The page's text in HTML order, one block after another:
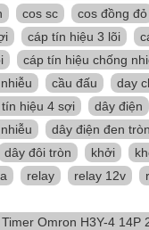
cos sc
cos đồng đỏ
cáp tín hiệu 3 lõi
cáp tín hiệu chống
cầu đấu
day
hiệu 4 sợi dây điện
dây điện đen
dây đôi tròn khởi
relay relay 12v
Omron H3Y-4 14P